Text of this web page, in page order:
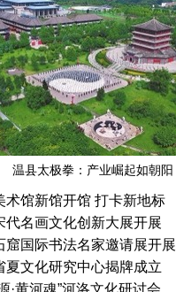
温县太极拳：产业崛起如朝阳
术馆新馆开馆 打卡新地标
代名画文化创新大展开展
窟国际书法名家邀请展开展
夏文化研究中心揭牌成立
·黄河魂”河洛文化研讨会